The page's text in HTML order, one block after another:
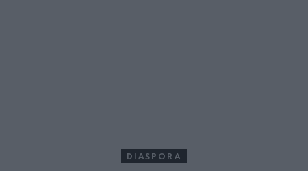
DIASPORA